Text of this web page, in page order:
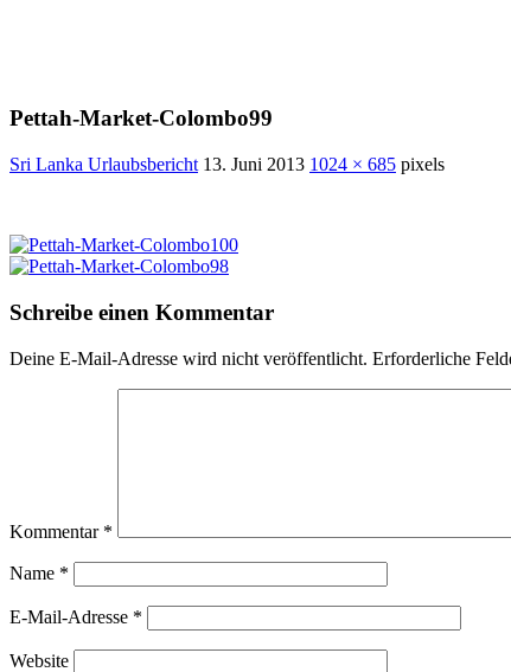
Pettah-Market-Colombo99
Sri Lanka Urlaubsbericht 13. Juni 2013 1024 × 685 pixels
Schreibe einen Kommentar
Deine E-Mail-Adresse wird nicht veröffentlicht. Erforderliche
Kommentar *
Name *
E-Mail-Adresse *
Website